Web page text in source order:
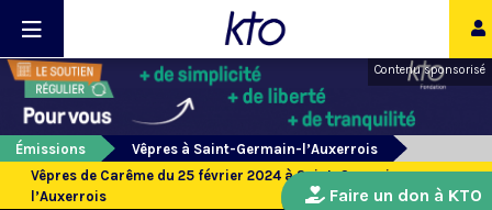
Contenu sponsorisé
Émissions
Vêpres à Saint-Germain-l’Auxerrois
Vêpres de Carême du 25 février 2024 à Saint-Germain
l’Auxerrois
Faire un don à KTO